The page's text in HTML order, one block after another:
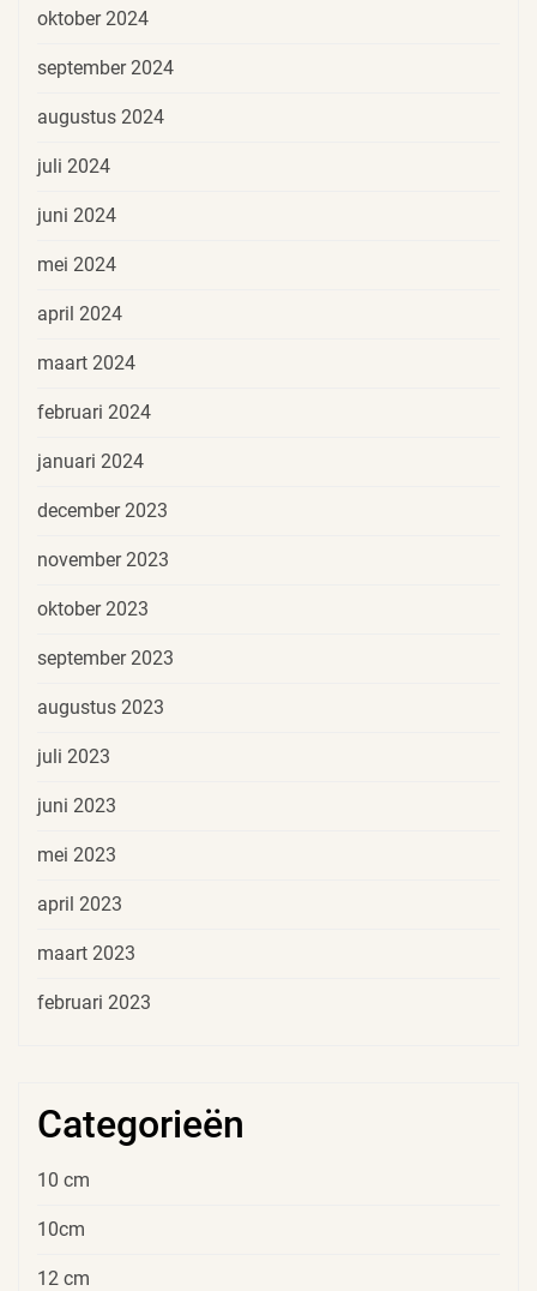
oktober 2024
september 2024
augustus 2024
juli 2024
juni 2024
mei 2024
april 2024
maart 2024
februari 2024
januari 2024
december 2023
november 2023
oktober 2023
september 2023
augustus 2023
juli 2023
juni 2023
mei 2023
april 2023
maart 2023
februari 2023
Categorieën
10 cm
10cm
12 cm